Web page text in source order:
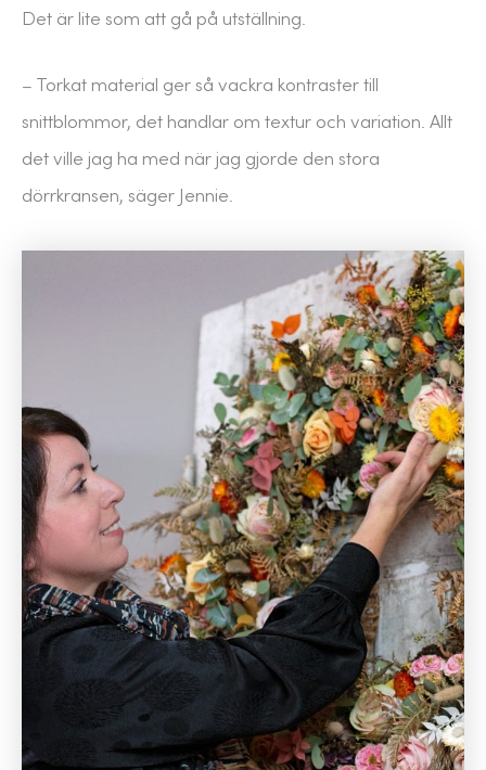
Det är lite som att gå på utställning.
– Torkat material ger så vackra kontraster till
snittblommor, det handlar om textur och variation. Allt
det ville jag ha med när jag gjorde den stora
dörrkransen, säger Jennie.